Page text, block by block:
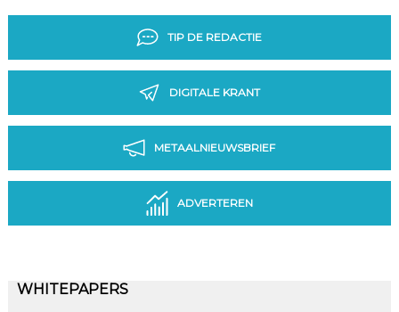
TIP DE REDACTIE
DIGITALE KRANT
METAALNIEUWSBRIEF
ADVERTEREN
WHITEPAPERS